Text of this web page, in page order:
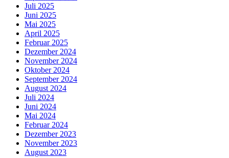
Juli 2025
Juni 2025
Mai 2025
April 2025
Februar 2025
Dezember 2024
November 2024
Oktober 2024
September 2024
August 2024
Juli 2024
Juni 2024
Mai 2024
Februar 2024
Dezember 2023
November 2023
August 2023